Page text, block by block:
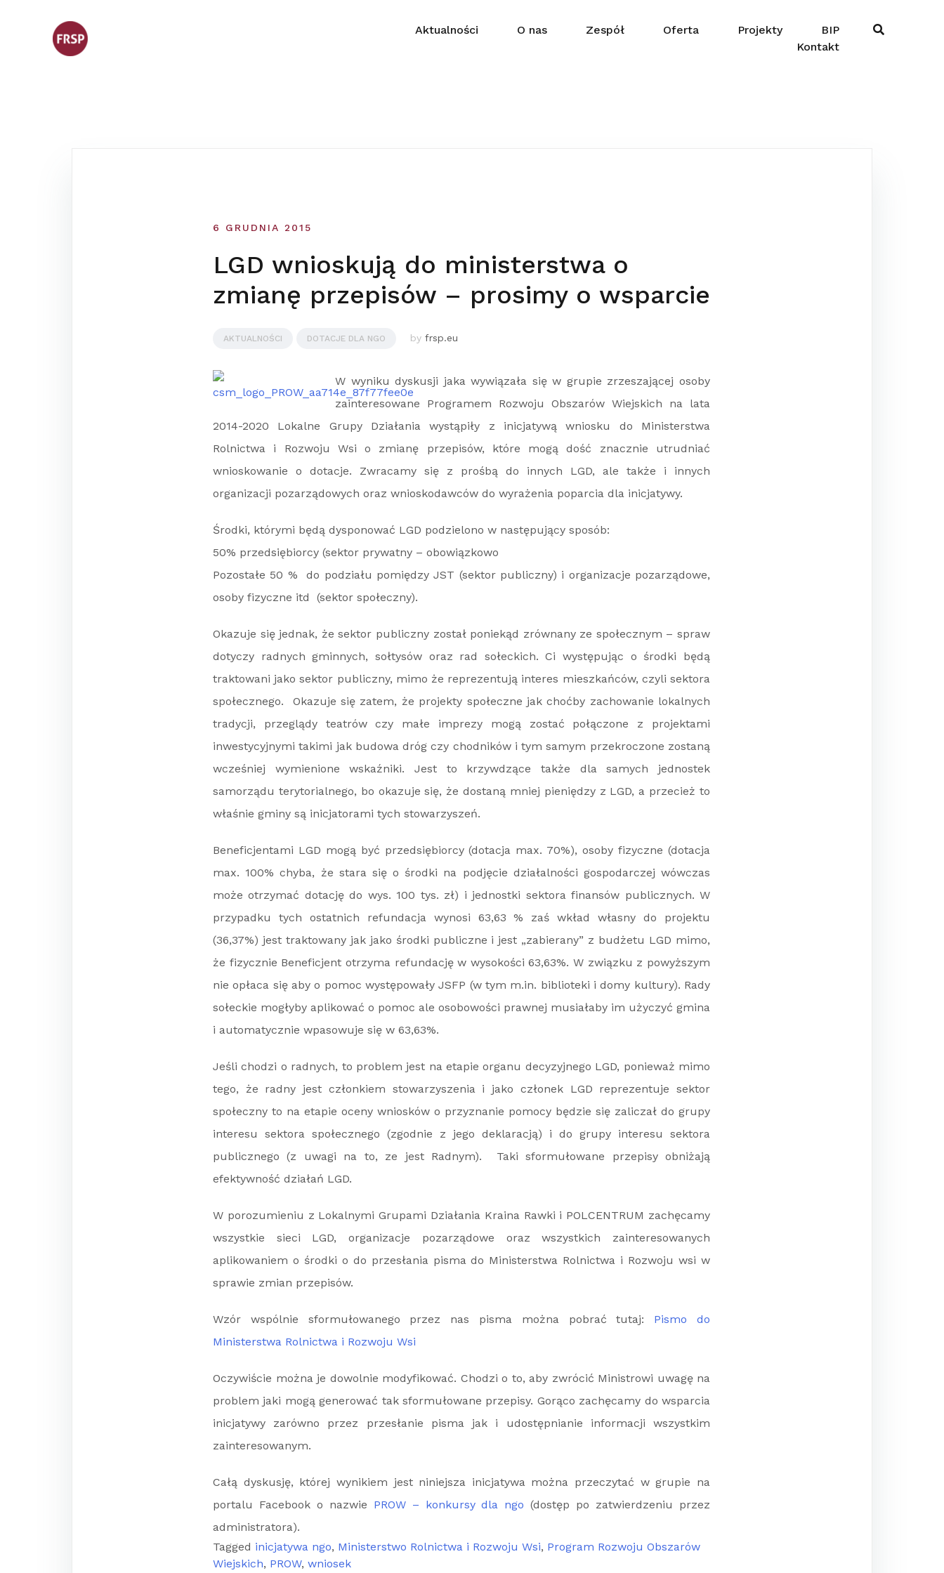
Aktualności O nas Zespół Oferta Projekty
BIP
Kontakt
6 GRUDNIA 2015
LGD wnioskują do ministerstwa o
zmianę przepisów – prosimy o wsparcie
AKTUALNOŚCI DOTACJE DLA NGO by frsp.eu
W wyniku dyskusji jaka wywiązała się w grupie zrzeszającej osoby
zainteresowane Programem Rozwoju Obszarów Wiejskich na lata
2014-2020 Lokalne Grupy Działania wystąpiły z inicjatywą wniosku do Ministerstwa
Rolnictwa i Rozwoju Wsi o zmianę przepisów, które mogą dość znacznie utrudniać
wnioskowanie o dotacje. Zwracamy się z prośbą do innych LGD, ale także i innych
organizacji pozarządowych oraz wnioskodawców do wyrażenia poparcia dla inicjatywy.
Środki, którymi będą dysponować LGD podzielono w następujący sposób:
50% przedsiębiorcy (sektor prywatny – obowiązkowo
Pozostałe 50 % do podziału pomiędzy JST (sektor publiczny) i organizacje pozarządowe,
osoby fizyczne itd (sektor społeczny).
Okazuje się jednak, że sektor publiczny został poniekąd zrównany ze społecznym – spraw
dotyczy radnych gminnych, sołtysów oraz rad sołeckich. Ci występując o środki będą
traktowani jako sektor publiczny, mimo że reprezentują interes mieszkańców, czyli sektora
społecznego. Okazuje się zatem, że projekty społeczne jak choćby zachowanie lokalnych
tradycji, przeglądy teatrów czy małe imprezy mogą zostać połączone z projektami
inwestycyjnymi takimi jak budowa dróg czy chodników i tym samym przekroczone zostaną
wcześniej wymienione wskaźniki. Jest to krzywdzące także dla samych jednostek
samorządu terytorialnego, bo okazuje się, że dostaną mniej pieniędzy z LGD, a przecież to
właśnie gminy są inicjatorami tych stowarzyszeń.
Beneficjentami LGD mogą być przedsiębiorcy (dotacja max. 70%), osoby fizyczne (dotacja
max. 100% chyba, że stara się o środki na podjęcie działalności gospodarczej wówczas
może otrzymać dotację do wys. 100 tys. zł) i jednostki sektora finansów publicznych. W
przypadku tych ostatnich refundacja wynosi 63,63 % zaś wkład własny do projektu
(36,37%) jest traktowany jak jako środki publiczne i jest „zabierany” z budżetu LGD mimo,
że fizycznie Beneficjent otrzyma refundację w wysokości 63,63%. W związku z powyższym
nie opłaca się aby o pomoc występowały JSFP (w tym m.in. biblioteki i domy kultury). Rady
sołeckie mogłyby aplikować o pomoc ale osobowości prawnej musiałaby im użyczyć gmina
i automatycznie wpasowuje się w 63,63%.
Jeśli chodzi o radnych, to problem jest na etapie organu decyzyjnego LGD, ponieważ mimo
tego, że radny jest członkiem stowarzyszenia i jako członek LGD reprezentuje sektor
społeczny to na etapie oceny wniosków o przyznanie pomocy będzie się zaliczał do grupy
interesu sektora społecznego (zgodnie z jego deklaracją) i do grupy interesu sektora
publicznego (z uwagi na to, ze jest Radnym). Taki sformułowane przepisy obniżają
efektywność działań LGD.
W porozumieniu z Lokalnymi Grupami Działania Kraina Rawki i POLCENTRUM zachęcamy
wszystkie sieci LGD, organizacje pozarządowe oraz wszystkich zainteresowanych
aplikowaniem o środki o do przesłania pisma do Ministerstwa Rolnictwa i Rozwoju wsi w
sprawie zmian przepisów.
Wzór wspólnie sformułowanego przez nas pisma można pobrać tutaj: Pismo do
Ministerstwa Rolnictwa i Rozwoju Wsi
Oczywiście można je dowolnie modyfikować. Chodzi o to, aby zwrócić Ministrowi uwagę na
problem jaki mogą generować tak sformułowane przepisy. Gorąco zachęcamy do wsparcia
inicjatywy zarówno przez przesłanie pisma jak i udostępnianie informacji wszystkim
zainteresowanym.
Całą dyskusję, której wynikiem jest niniejsza inicjatywa można przeczytać w grupie na
portalu Facebook o nazwie PROW – konkursy dla ngo (dostęp po zatwierdzeniu przez
administratora).
Tagged inicjatywa ngo, Ministerstwo Rolnictwa i Rozwoju Wsi, Program Rozwoju Obszarów
Wiejskich, PROW, wniosek